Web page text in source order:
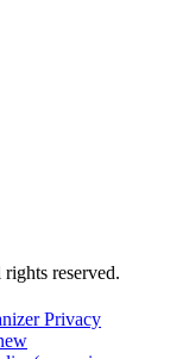
reserved.
Privacy